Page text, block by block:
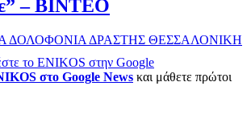
– ΒΙΝΤΕΟ
ΔΟΛΟΦΟΝΙΑ ΔΡΑΣΤΗΣ ΘΕΣΣΑΛΟΝΙΚΗ
το ENIKOS στην Google
στο Google News και μάθετε πρώτοι